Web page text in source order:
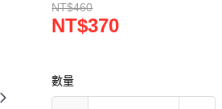
NT$460
NT$370
數量